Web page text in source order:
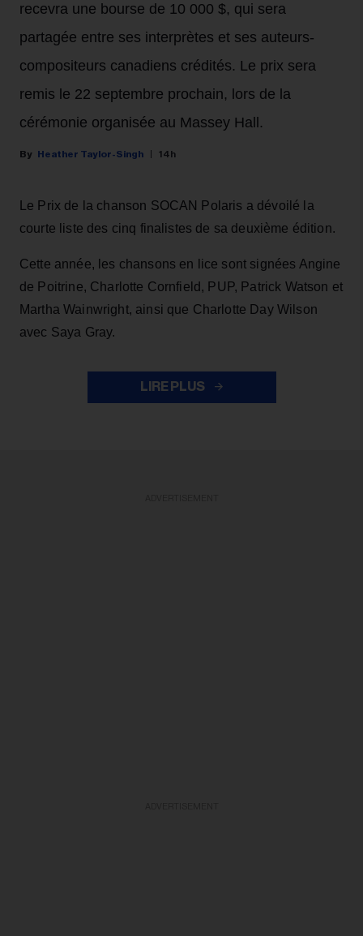
recevra une bourse de 10 000 $, qui sera
partagée entre ses interprètes et ses auteurs-
compositeurs canadiens crédités. Le prix sera
remis le 22 septembre prochain, lors de la
cérémonie organisée au Massey Hall.
Heather Taylor-Singh 14h
Le Prix de la chanson SOCAN Polaris a dévoilé la
courte liste des cinq finalistes de sa deuxième édition.
Cette année, les chansons en lice sont signées Angine
de Poitrine, Charlotte Cornfield, PUP, Patrick Watson et
Martha Wainwright, ainsi que Charlotte Day Wilson
avec Saya Gray.
LIRE PLUS